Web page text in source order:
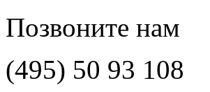
Позвоните нам
(495) 50 93 108